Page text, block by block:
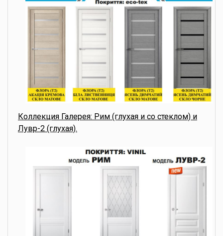
Коллекция Галерея: Рим (глухая и со стеклом) и
Лувр-2 (глухая).